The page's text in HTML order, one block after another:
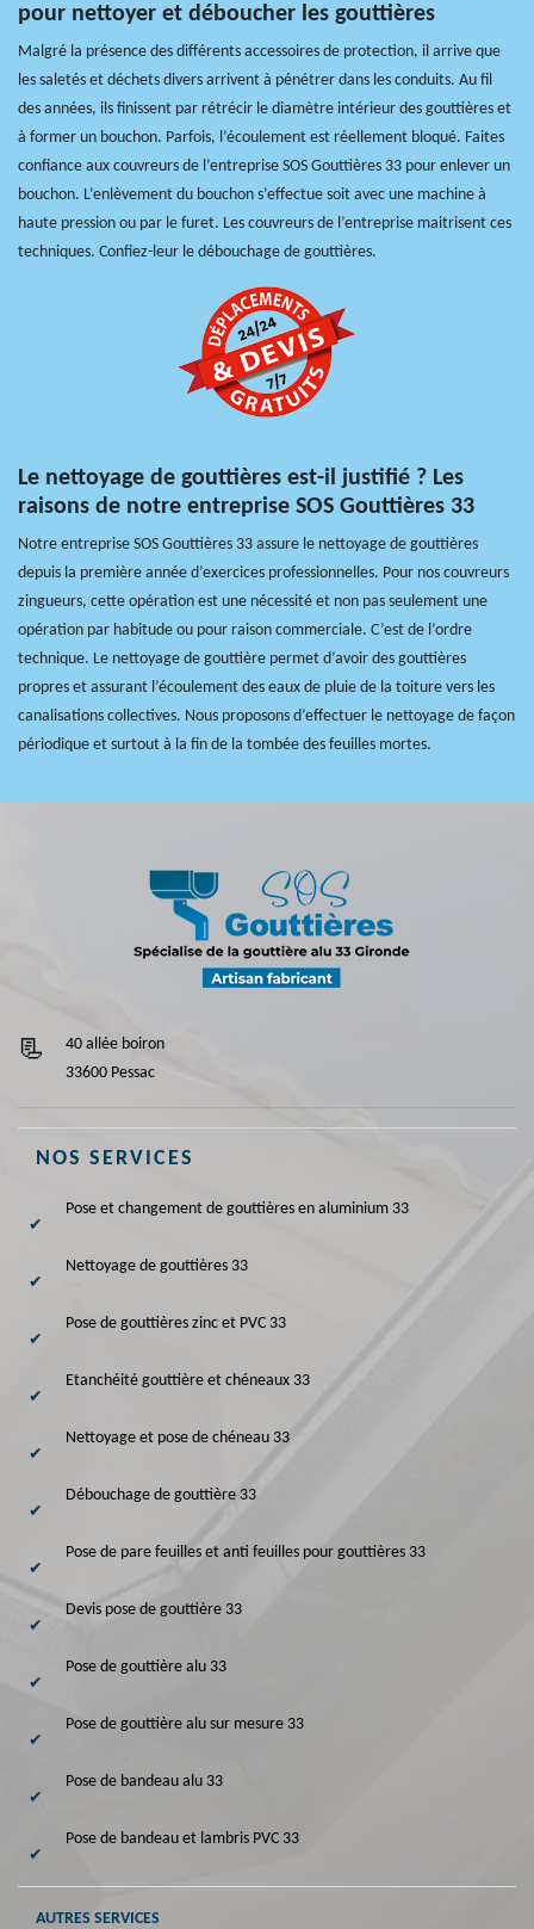
pour nettoyer et déboucher les gouttières
Malgré la présence des différents accessoires de protection, il arrive que
les saletés et déchets divers arrivent à pénétrer dans les conduits. Au fil
des années, ils finissent par rétrécir le diamètre intérieur des gouttières et
à former un bouchon. Parfois, l’écoulement est réellement bloqué. Faites
confiance aux couvreurs de l’entreprise SOS Gouttières 33 pour enlever un
bouchon. L’enlèvement du bouchon s’effectue soit avec une machine à
haute pression ou par le furet. Les couvreurs de l’entreprise maitrisent ces
techniques. Confiez-leur le débouchage de gouttières.
Le nettoyage de gouttières est-il justifié ? Les
raisons de notre entreprise SOS Gouttières 33
Notre entreprise SOS Gouttières 33 assure le nettoyage de gouttières
depuis la première année d’exercices professionnelles. Pour nos couvreurs
zingueurs, cette opération est une nécessité et non pas seulement une
opération par habitude ou pour raison commerciale. C’est de l’ordre
technique. Le nettoyage de gouttière permet d’avoir des gouttières
propres et assurant l’écoulement des eaux de pluie de la toiture vers les
canalisations collectives. Nous proposons d’effectuer le nettoyage de façon
périodique et surtout à la fin de la tombée des feuilles mortes.
40 allée boiron
33600 Pessac
NOS SERVICES
Pose et changement de gouttières en aluminium 33
Nettoyage de gouttières 33
Pose de gouttières zinc et PVC 33
Etanchéité gouttière et chéneaux 33
Nettoyage et pose de chéneau 33
Débouchage de gouttière 33
Pose de pare feuilles et anti feuilles pour gouttières 33
Devis pose de gouttière 33
Pose de gouttière alu 33
Pose de gouttière alu sur mesure 33
Pose de bandeau alu 33
Pose de bandeau et lambris PVC 33
AUTRES SERVICES